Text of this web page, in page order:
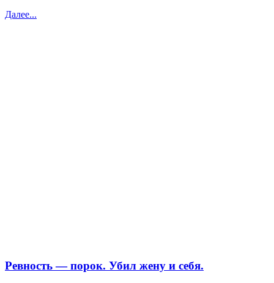
Далее...
Ревность — порок. Убил жену и себя.